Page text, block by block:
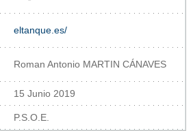
eltanque.es/
Roman Antonio MARTIN CÁNAVES
15 Junio 2019
P.S.O.E.